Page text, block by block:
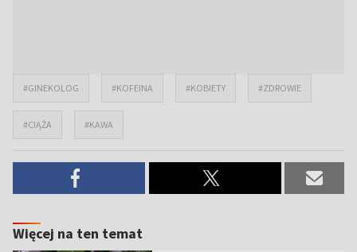
#GINEKOLOG #KOFEINA #KOBIETY #ZDROWIE
#CIĄŻA #KAWA
Więcej na ten temat